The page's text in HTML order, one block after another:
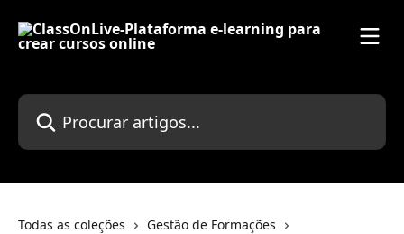
Procurar artigos...
Todas as coleções
Gestão de Formações